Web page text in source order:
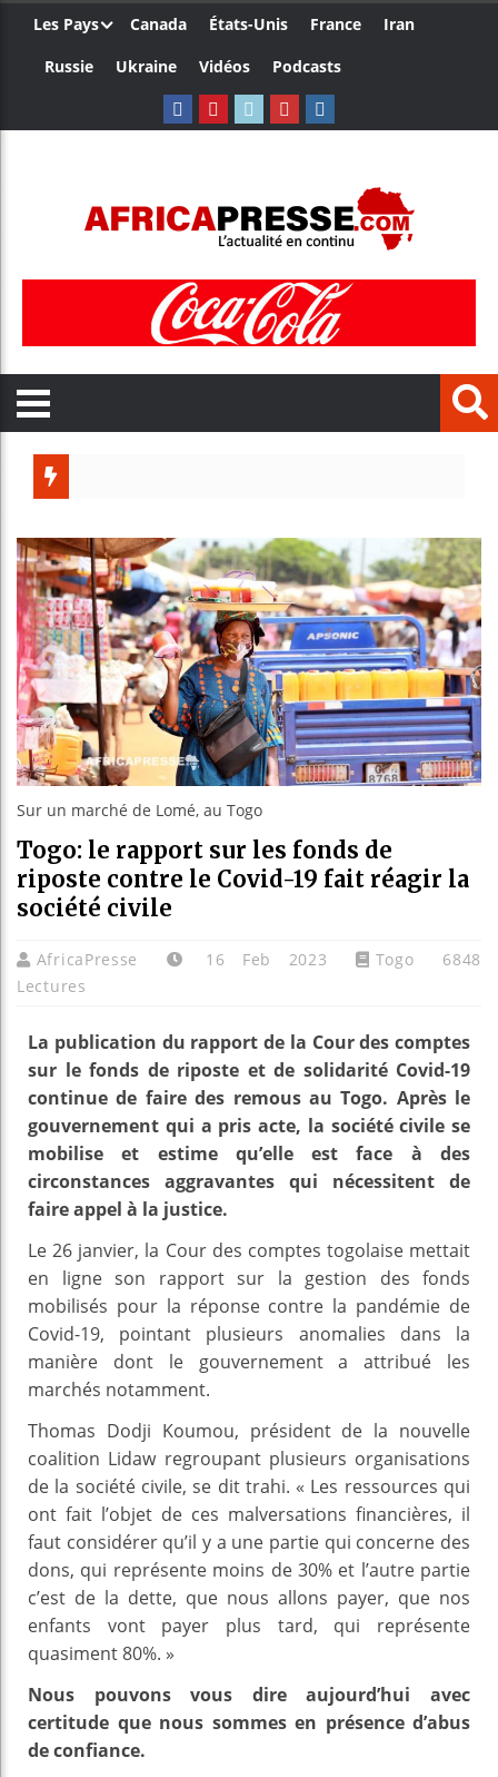
Les Pays Canada États-Unis France
Iran
Russie
Ukraine Vidéos Podcasts
Bénin
Sur un marché de Lomé, au Togo
Togo: le rapport sur les fonds de
riposte contre le Covid-19 fait réagir la
société civile
AfricaPresse 16 Feb 2023 Togo
6848
Lectures
La publication du rapport de la Cour des comptes
sur le fonds de riposte et de solidarité Covid-19
continue de faire des remous au Togo. Après le
gouvernement qui a pris acte, la société civile se
mobilise et estime qu’elle est face à des
circonstances aggravantes qui nécessitent de
faire appel à la justice.
Le 26 janvier, la Cour des comptes togolaise mettait
en ligne son rapport sur la gestion des fonds
mobilisés pour la réponse contre la pandémie de
Covid-19, pointant plusieurs anomalies dans la
manière dont le gouvernement a attribué les
marchés notamment.
Thomas Dodji Koumou, président de la nouvelle
coalition Lidaw regroupant plusieurs organisations
de la société civile, se dit trahi. « Les ressources qui
ont fait l’objet de ces malversations financières, il
faut considérer qu’il y a une partie qui concerne des
dons, qui représente moins de 30% et l’autre partie
c’est de la dette, que nous allons payer, que nos
enfants vont payer plus tard, qui représente
quasiment 80%. »
Nous pouvons vous dire aujourd’hui avec
certitude que nous sommes en présence d’abus
de confiance.